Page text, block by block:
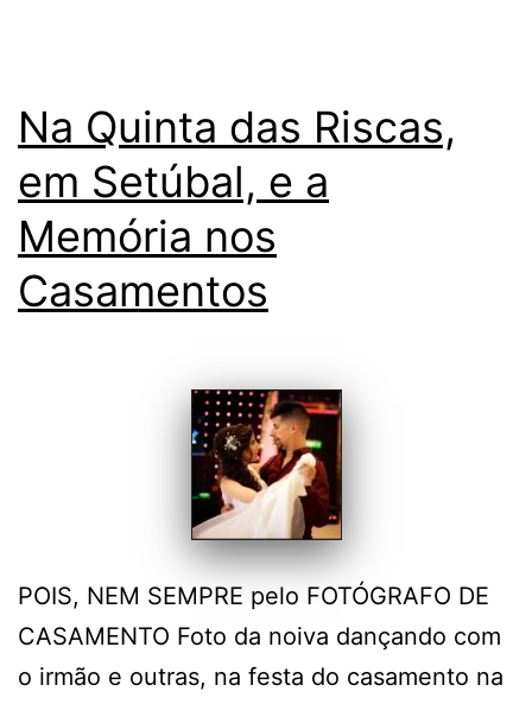
Na Quinta das Riscas,
em Setúbal, e a
Memória nos
Casamentos
POIS, NEM SEMPRE pelo FOTÓGRAFO DE
CASAMENTO Foto da noiva dançando com
o irmão e outras, na festa do casamento na